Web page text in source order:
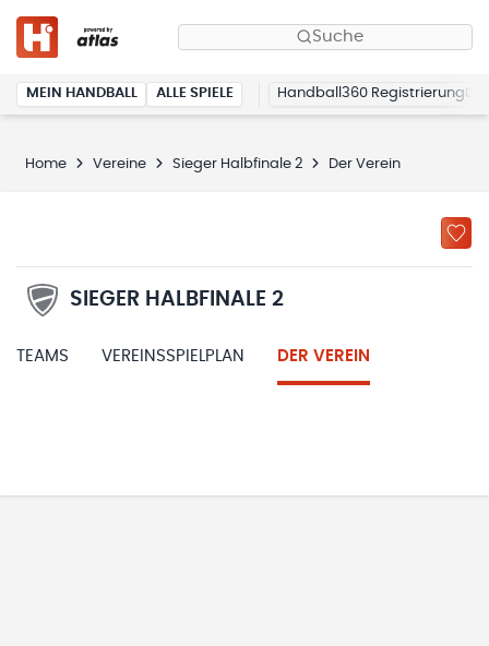
Suche
MEIN HANDBALL ALLE SPIELE Handball360 Registrierung
Home Vereine Sieger Halbfinale 2 Der Verein
SIEGER HALBFINALE 2
TEAMS VEREINSSPIELPLAN DER VEREIN